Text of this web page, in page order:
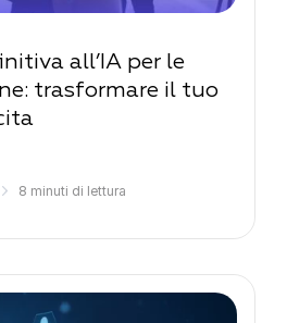
all’IA per le
trasformare il tuo
8 minuti di lettura